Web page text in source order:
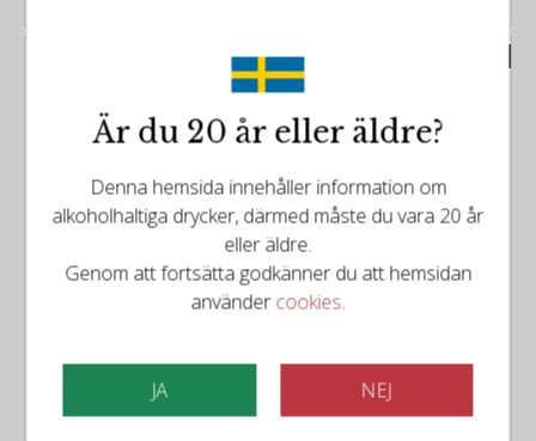
Pittacum Aurea 2017
Rött vin från Bierzo
Spanien
Distrikt:
Bierzo
Årgång:2011
Är du 20 år eller äldre?
Denna hemsida innehåller information om
alkoholhaltiga drycker, därmed måste du vara 20 år
eller äldre.
Genom att fortsätta godkänner du att hemsidan
användercookies.
JA NEJ